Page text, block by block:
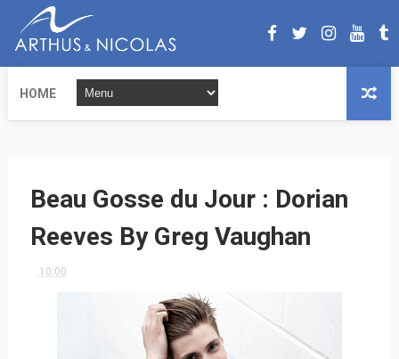
HOME
Beau Gosse du Jour : Dorian
Reeves By Greg Vaughan
10:00